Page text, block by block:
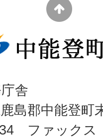
舎
島郡中能登町
ファックス